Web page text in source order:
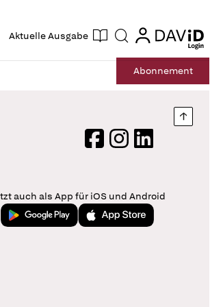
Aktuelle Ausgabe Suche login
login
Abonnement
FacebookInstagram
LinkedIn
auch als App für iOS und Android
Jetzt bei Google PlayLaden im App Store